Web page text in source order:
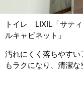
トイレ LIXIL「サテ
ルキャビネット」
汚れにくく落ちやす
もラクになり、清潔な